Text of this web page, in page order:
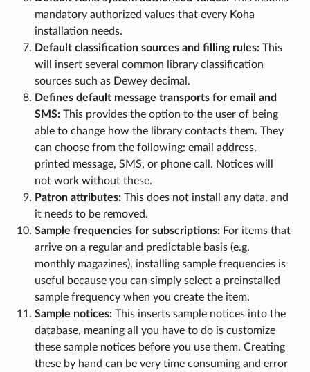
mandatory authorized values that every Koha
installation needs.
Default classification sources and filling rules:This
will insert several common library classification
sources such as Dewey decimal.
Defines default message transports for email and
SMS:This provides the option to the user of being
able to change how the library contacts them. They
can choose from the following: email address,
printed message, SMS, or phone call. Notices will
not work without these.
Patron attributes:This does not install any data, and
it needs to be removed.
Sample frequencies for subscriptions:For items that
arrive on a regular and predictable basis (e.g.
monthly magazines), installing sample frequencies is
useful because you can simply select a preinstalled
sample frequency when you create the item.
Sample notices:This inserts sample notices into the
database, meaning all you have to do is customize
these sample notices before you use them. Creating
these by hand can be very time consuming and error